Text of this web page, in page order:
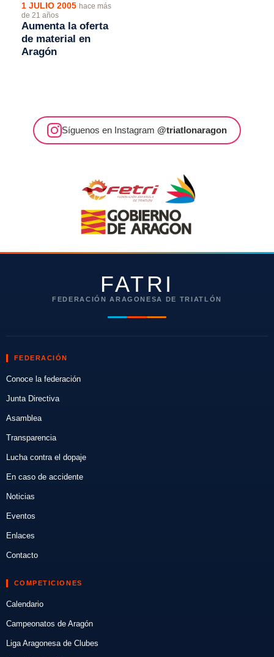
1 JULIO 2005 hace más
de 21 años
Aumenta la oferta
de material en
Aragón
Síguenos en Instagram @triatlonaragon
FATRI
FEDERACIÓN ARAGONESA DE TRIATLÓN
FEDERACIÓN
Conoce la federación
Junta Directiva
Asamblea
Transparencia
Lucha contra el dopaje
En caso de accidente
Noticias
Eventos
Enlaces
Contacto
COMPETICIONES
Calendario
Campeonatos de Aragón
Liga Aragonesa de Clubes